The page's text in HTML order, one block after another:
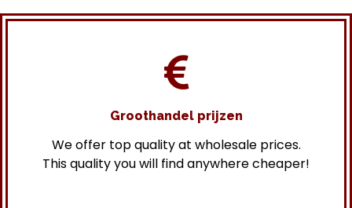
Groothandel prijzen
We offer top quality at wholesale prices.
This quality you will find anywhere cheaper!